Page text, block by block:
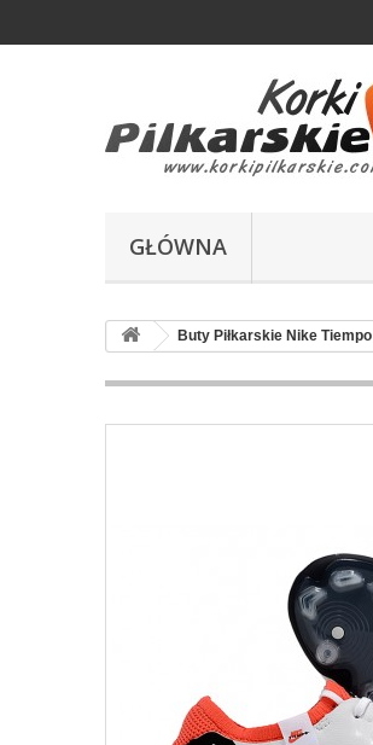
GŁÓWNA
Buty Piłkarskie Nike Tiempo